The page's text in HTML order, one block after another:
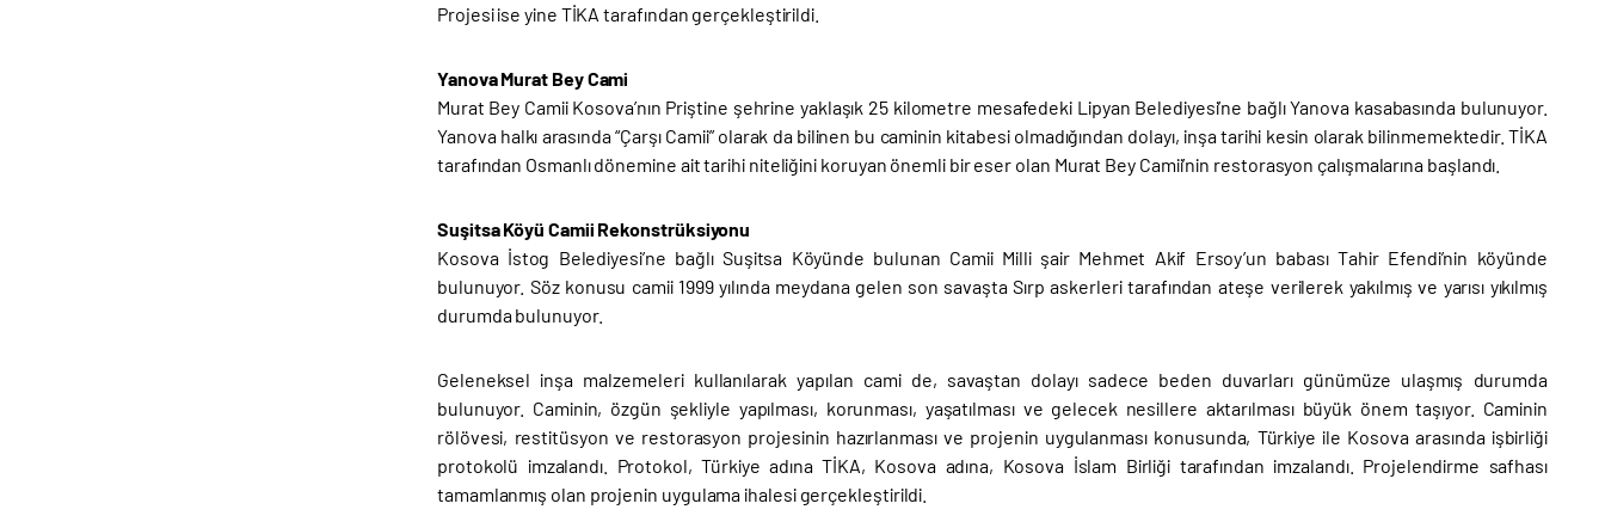
Projesi ise yine TİKA tarafından gerçekleştirildi.
Yanova Murat Bey Cami
Murat Bey Camii Kosova’nın Priştine şehrine yaklaşık 25 kilometre mesafedeki Lipyan Belediyesi’ne bağlı Yanova kasabasında bulunuyor.
Yanova halkı arasında “Çarşı Camii” olarak da bilinen bu caminin kitabesi olmadığından dolayı, inşa tarihi kesin olarak bilinmemektedir. TİKA
tarafından Osmanlı dönemine ait tarihi niteliğini koruyan önemli bir eser olan Murat Bey Camii’nin restorasyon çalışmalarına başlandı.
Suşitsa Köyü Camii Rekonstrüksiyonu
Kosova İstog Belediyesi’ne bağlı Suşitsa Köyünde bulunan Camii Milli şair Mehmet Akif Ersoy’un babası Tahir Efendi’nin köyünde
bulunuyor. Söz konusu camii 1999 yılında meydana gelen son savaşta Sırp askerleri tarafından ateşe verilerek yakılmış ve yarısı yıkılmış
durumda bulunuyor.
Geleneksel inşa malzemeleri kullanılarak yapılan cami de, savaştan dolayı sadece beden duvarları günümüze ulaşmış durumda
bulunuyor. Caminin, özgün şekliyle yapılması, korunması, yaşatılması ve gelecek nesillere aktarılması büyük önem taşıyor. Caminin
rölövesi, restitüsyon ve restorasyon projesinin hazırlanması ve projenin uygulanması konusunda, Türkiye ile Kosova arasında işbirliği
protokolü imzalandı. Protokol, Türkiye adına TİKA, Kosova adına, Kosova İslam Birliği tarafından imzalandı. Projelendirme safhası
tamamlanmış olan projenin uygulama ihalesi gerçekleştirildi.